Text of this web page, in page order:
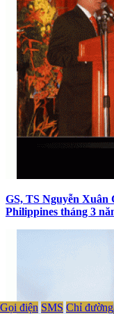
GS, TS Nguyễn Xuân
Philippines tháng 3
Gọi điện SMS Chỉ đường